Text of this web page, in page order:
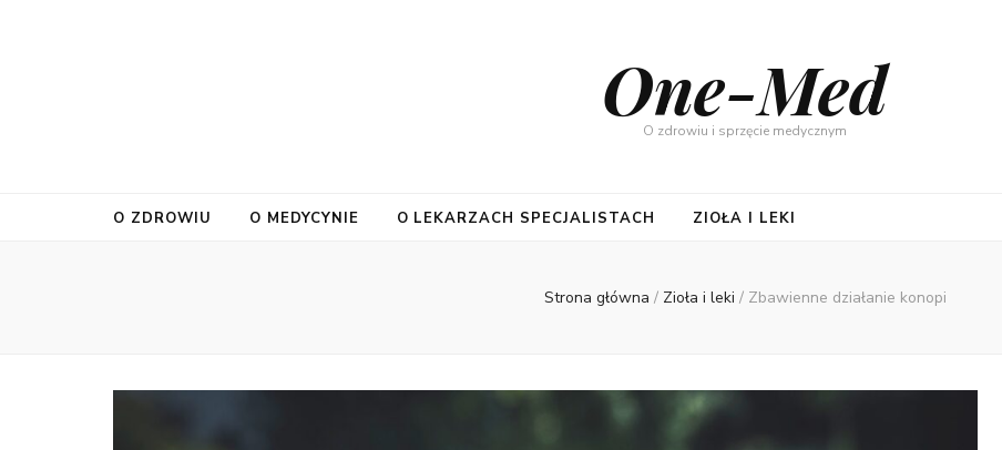
One-Med
O zdrowiu i sprzęcie medycznym
O ZDROWIU O MEDYCYNIE O LEKARZACH SPECJALISTACH ZIOŁA I LEKI
Strona główna / Zioła i leki / Zbawienne działanie konopi